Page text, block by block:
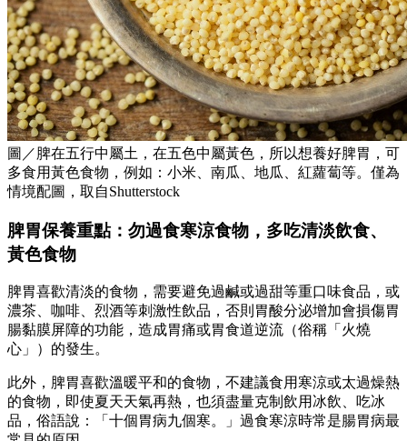
圖／脾在五行中屬土，在五色中屬黃色，所以想養好脾胃，可
多食用黃色食物，例如：小米、南瓜、地瓜、紅蘿蔔等。僅為
情境配圖，取自Shutterstock
脾胃保養重點：勿過食寒涼食物，多吃清淡飲食、
黃色食物
脾胃喜歡清淡的食物，需要避免過鹹或過甜等重口味食品，或
濃茶、咖啡、烈酒等刺激性飲品，否則胃酸分泌增加會損傷胃
腸黏膜屏障的功能，造成胃痛或胃食道逆流（俗稱「火燒
心」）的發生。
此外，脾胃喜歡溫暖平和的食物，不建議食用寒涼或太過燥熱
的食物，即使夏天天氣再熱，也須盡量克制飲用冰飲、吃冰
品，俗語說：「十個胃病九個寒。」過食寒涼時常是腸胃病最